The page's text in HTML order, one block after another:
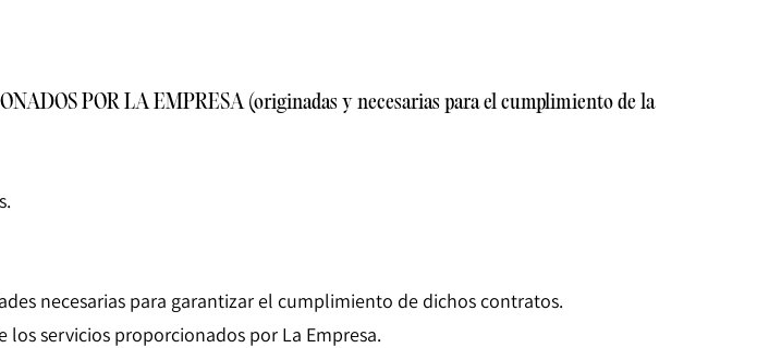
POR LA EMPRESA (originadas y necesarias para el cumplimiento de la
necesarias para garantizar el cumplimiento de dichos contratos.
servicios proporcionados por La Empresa.